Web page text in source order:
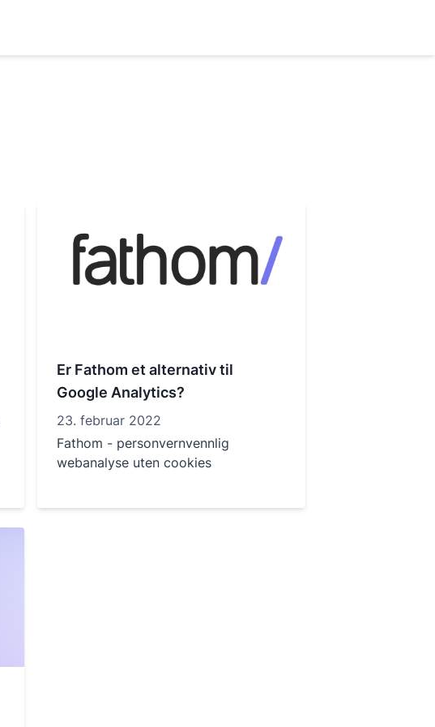
Er Fathom et alternativ til
Google Analytics?
23. februar 2022
Fathom - personvernvennlig
webanalyse uten cookies